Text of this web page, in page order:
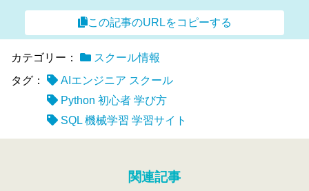
この記事のURLをコピーする
カテゴリー：
スクール情報
タグ：
AIエンジニア スクール
Python 初心者 学び方
SQL 機械学習 学習サイト
関連記事